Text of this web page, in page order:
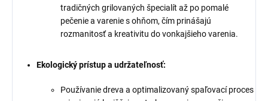
tradičných grilovaných špecialít až po pomalé
pečenie a varenie s ohňom, čím prinášajú
rozmanitosť a kreativitu do vonkajšieho varenia.
Ekologický prístup a udržateľnosť:
Používanie dreva a optimalizovaný spaľovací proces